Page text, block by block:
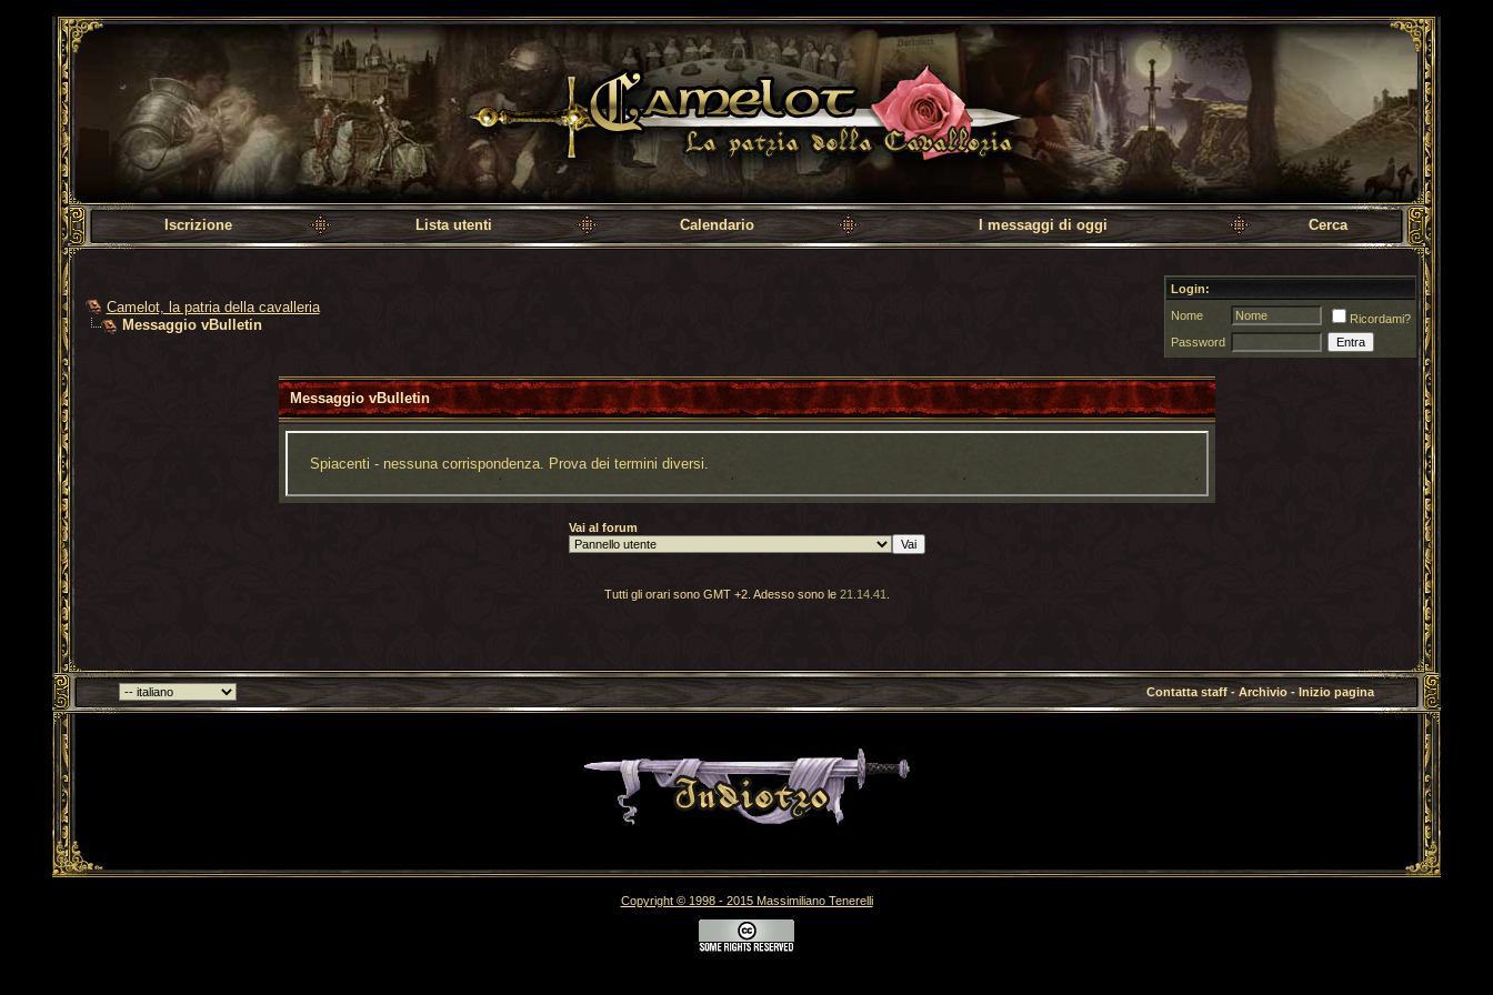
Camelot, la patria della cavalleria
Iscrizione Lista utenti Calendario I messaggi di oggi Cerca
Camelot, la patria della cavalleria
Messaggio vBulletin
Login:
Nome
Ricordami?
Password
Messaggio vBulletin
Spiacenti - nessuna corrispondenza. Prova dei termini diversi.
Vai al forum
Tutti gli orari sono GMT +2. Adesso sono le 21.14.41
Contatta staff - Archivio - Inizio pagina
Torna indietro
Copyright © 1998 - 2015 Massimiliano Tenerelli